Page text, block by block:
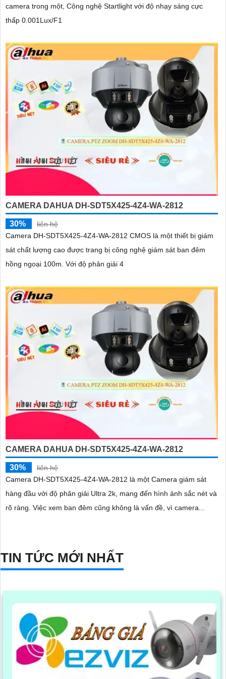
camera trong một, Công nghệ Startlight với độ nhạy sáng cực
thấp 0.001Lux/F1
CAMERA DAHUA DH-SDT5X425-4Z4-WA-2812
30%
liên hệ
Camera DH-SDT5X425-4Z4-WA-2812 CMOS là một thiết bị giám
sát chất lượng cao được trang bị công nghệ giám sát ban đêm
hồng ngoại 100m. Với độ phân giải 4
CAMERA DAHUA DH-SDT5X425-4Z4-WA-2812
30%
liên hệ
Camera DH-SDT5X425-4Z4-WA-2812 là một Camera giám sát
hàng đầu với độ phân giải Ultra 2k, mang đến hình ảnh sắc nét và
rõ ràng. Việc xem ban đêm cũng không là vấn đề, vì camera...
TIN TỨC MỚI NHẤT